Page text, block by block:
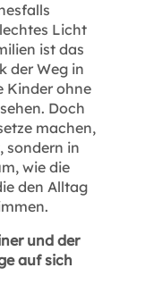
Licht
ist das
der Weg in
Kinder ohne
Doch
machen,
sondern in
wie die
den Alltag
und der
auf sich